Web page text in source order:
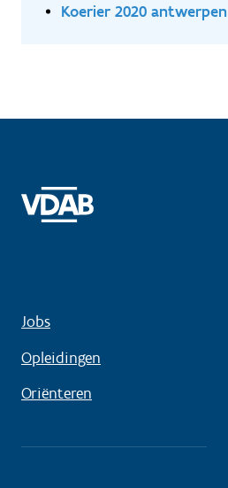
Koerier 2020 antwerpen
Jobs
Opleidingen
Oriënteren